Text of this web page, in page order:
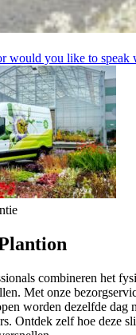
would you like to speak
combineren het
Met onze
worden dezelfde dag
Ontdek zelf hoe deze